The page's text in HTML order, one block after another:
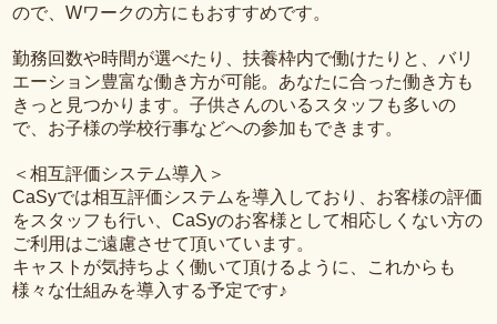
ので、Wワークの方にもおすすめです。
勤務回数や時間が選べたり、扶養枠内で働けたりと、バリ
エーション豊富な働き方が可能。あなたに合った働き方も
きっと見つかります。子供さんのいるスタッフも多いの
で、お子様の学校行事などへの参加もできます。
＜相互評価システム導入＞
CaSyでは相互評価システムを導入しており、お客様の評価
をスタッフも行い、CaSyのお客様として相応しくない方の
ご利用はご遠慮させて頂いています。
キャストが気持ちよく働いて頂けるように、これからも
様々な仕組みを導入する予定です♪